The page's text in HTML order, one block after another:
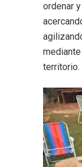
ordenar
territorio.